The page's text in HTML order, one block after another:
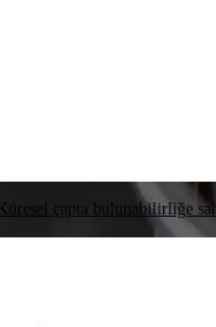
Küresel çapta bulunabilirliğe